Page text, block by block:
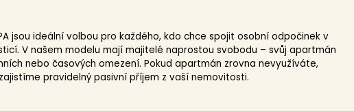
jsou ideální volbou pro každého, kdo chce spojit osobní odpočinek v
V našem modelu mají majitelé naprostou svobodu – svůj apartmán
nebo časových omezení. Pokud apartmán zrovna nevyužíváte,
pravidelný pasivní příjem z vaší nemovitosti.